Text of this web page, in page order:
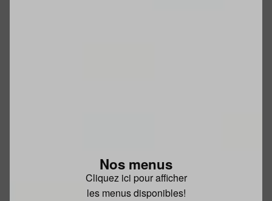
Nos menus
Cliquez ici pour afficher
les menus disponibles!